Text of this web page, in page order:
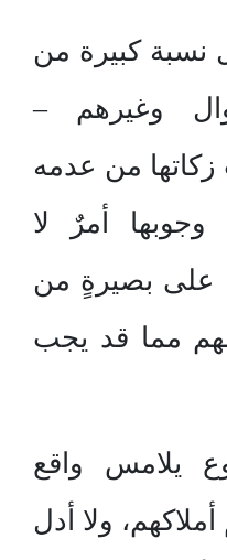
نسبة كبيرة من
وغيرهم –
من عدمه
وجوبها أمرٌ لا
على بصيرةٍ من
مما قد يجب
يلامس واقع
ولا أدل